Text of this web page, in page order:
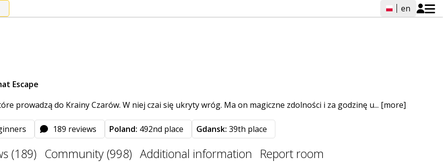
en
Escape
prowadzą do Krainy Czarów. W niej czai się ukryty wróg. Ma on magiczne zdolności i za godzinę u... [more]
189 reviews Poland: 492nd place Gdansk: 39th place
(189) Community (998) Additional information Report room